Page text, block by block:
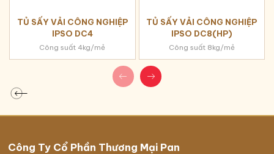
TỦ SẤY VẢI CÔNG NGHIỆP
IPSO DC4
Công suất 4kg/mẻ
TỦ SẤY VẢI CÔNG NGHIỆP
IPSO DC8(HP)
Công suất 8kg/mẻ
Công Ty Cổ Phần Thương Mại Pan